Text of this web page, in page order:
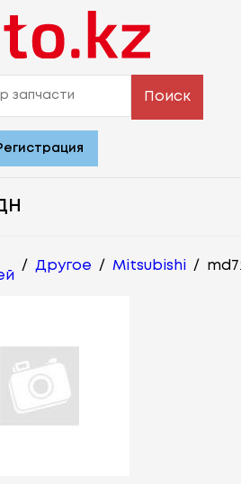
Поиск
/ Другое / Mitsubishi /